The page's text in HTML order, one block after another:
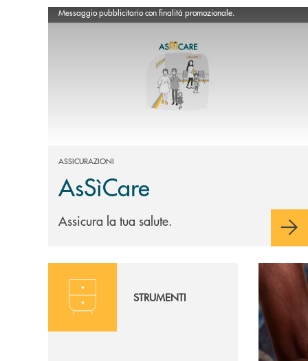
Scopri di più AsSìCare
Messaggio pubblicitario con finalità promozionale.
ASSICURAZIONI
AsSìCare
Assicura la tua salute.
STRUMENTI
Diventa